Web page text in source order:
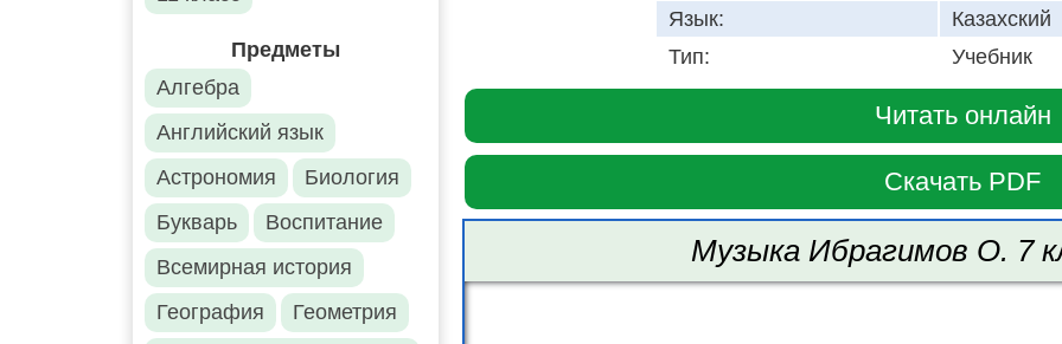
Предметы
Алгебра
Английский язык
Астрономия
Биология
Букварь
Воспитание
Всемирная история
География
Геометрия
Язык:
Казахский
Тип:
Учебник
Читать онлайн
Скачать PDF
Музыка Ибрагимов О. 7